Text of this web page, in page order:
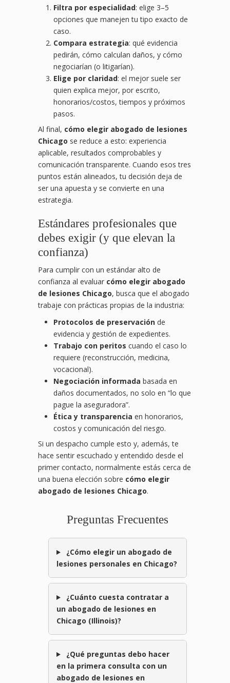
Filtra por especialidad: elige 3–5
opciones que manejen tu tipo exacto de
caso.
Compara estrategia: qué evidencia
pedirán, cómo calculan daños, y cómo
negociarían (o litigarían).
Elige por claridad: el mejor suele ser
quien explica mejor, por escrito,
honorarios/costos, tiempos y próximos
pasos.
Al final, cómo elegir abogado de lesiones
Chicago se reduce a esto: experiencia
aplicable, resultados comprobables y
comunicación transparente. Cuando esos tres
puntos están alineados, tu decisión deja de
ser una apuesta y se convierte en una
estrategia.
Estándares profesionales que
debes exigir (y que elevan la
confianza)
Para cumplir con un estándar alto de
confianza al evaluar cómo elegir abogado
de lesiones Chicago, busca que el abogado
trabaje con prácticas propias de la industria:
Protocolos de preservación de
evidencia y gestión de expedientes.
Trabajo con peritos cuando el caso lo
requiere (reconstrucción, medicina,
vocacional).
Negociación informada basada en
daños documentados, no solo en “lo que
pague la aseguradora”.
Ética y transparencia en honorarios,
costos y comunicación del riesgo.
Si un despacho cumple esto y, además, te
hace sentir escuchado y entendido desde el
primer contacto, normalmente estás cerca de
una buena elección sobre cómo elegir
abogado de lesiones Chicago.
Preguntas Frecuentes
¿Cómo elegir un abogado de
lesiones personales en Chicago?
¿Cuánto cuesta contratar a
un abogado de lesiones en
Chicago (Illinois)?
¿Qué preguntas debo hacer
en la primera consulta con un
abogado de lesiones en